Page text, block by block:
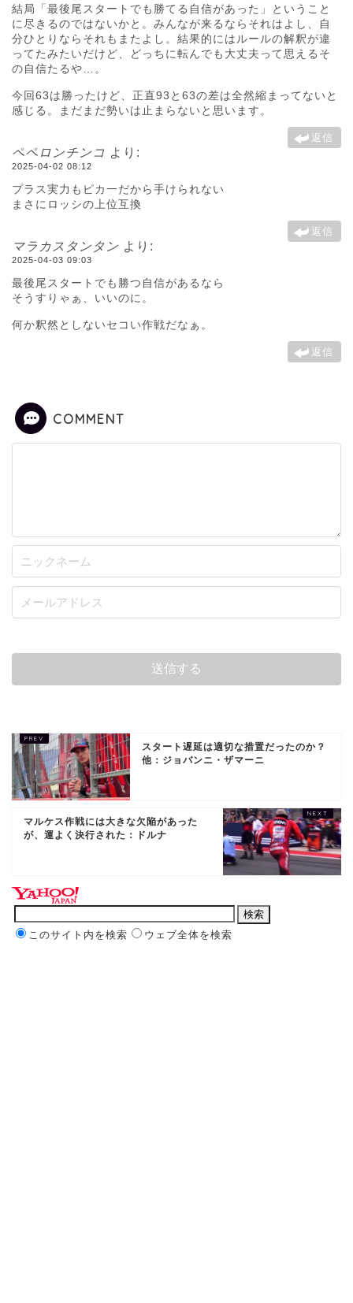
結局「最後尾スタートでも勝てる自信があった」ということ
に尽きるのではないかと。みんなが来るならそれはよし、自
分ひとりならそれもまたよし。結果的にはルールの解釈が違
ってたみたいだけど、どっちに転んでも大丈夫って思えるそ
の自信たるや…。
今回63は勝ったけど、正直93と63の差は全然縮まってないと
感じる。まだまだ勢いは止まらないと思います。
返信
ペペロンチンコ より:
2025-04-02 08:12
プラス実力もピカ一だから手けられない
まさにロッシの上位互換
返信
マラカスタンタン より:
2025-04-03 09:03
最後尾スタートでも勝つ自信があるなら
そうすりゃぁ、いいのに。
何か釈然としないセコい作戦だなぁ。
返信
COMMENT
スタート遅延は適切な措置だったのか？
他：ジョバンニ・ザマーニ
マルケス作戦には大きな欠陥があった
が、運よく決行された：ドルナ
このサイト内を検索 ウェブ全体を検索